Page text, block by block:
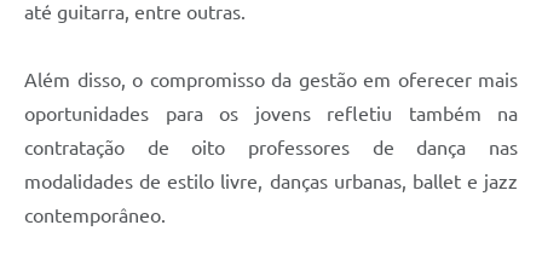
até guitarra, entre outras.
Além disso, o compromisso da gestão em oferecer mais
oportunidades para os jovens refletiu também na
contratação de oito professores de dança nas
modalidades de estilo livre, danças urbanas, ballet e jazz
contemporâneo.